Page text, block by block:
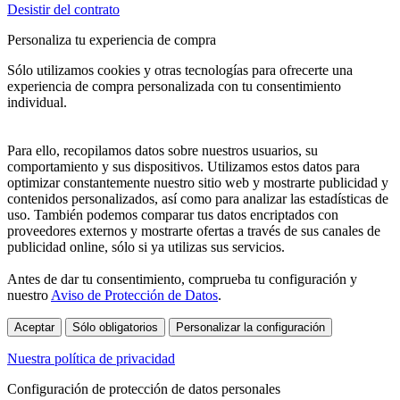
Desistir del contrato
Personaliza tu experiencia de compra
Sólo utilizamos cookies y otras tecnologías para ofrecerte una
experiencia de compra personalizada con tu consentimiento
individual.
Para ello, recopilamos datos sobre nuestros usuarios, su
comportamiento y sus dispositivos. Utilizamos estos datos para
optimizar constantemente nuestro sitio web y mostrarte publicidad y
contenidos personalizados, así como para analizar las estadísticas de
uso. También podemos comparar tus datos encriptados con
proveedores externos y mostrarte ofertas a través de sus canales de
publicidad online, sólo si ya utilizas sus servicios.
Antes de dar tu consentimiento, comprueba tu configuración y
nuestro Aviso de Protección de Datos.
Aceptar Sólo obligatorios Personalizar la configuración
Nuestra política de privacidad
Configuración de protección de datos personales